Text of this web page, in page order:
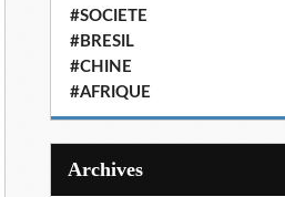
#SOCIETE
#BRESIL
#CHINE
#AFRIQUE
Archives